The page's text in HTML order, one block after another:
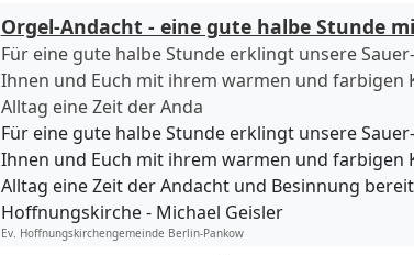
Orgel-Andacht - eine gute halbe Stunde
Für eine gute halbe Stunde erklingt unsere
Ihnen und Euch mit ihrem warmen und farbigen
Alltag eine Zeit der Anda
Für eine gute halbe Stunde erklingt unsere
Ihnen und Euch mit ihrem warmen und farbigen
Alltag eine Zeit der Andacht und Besinnung
Hoffnungskirche
Michael Geisler
Ev. Hoffnungskirchengemeinde Berlin-Pankow